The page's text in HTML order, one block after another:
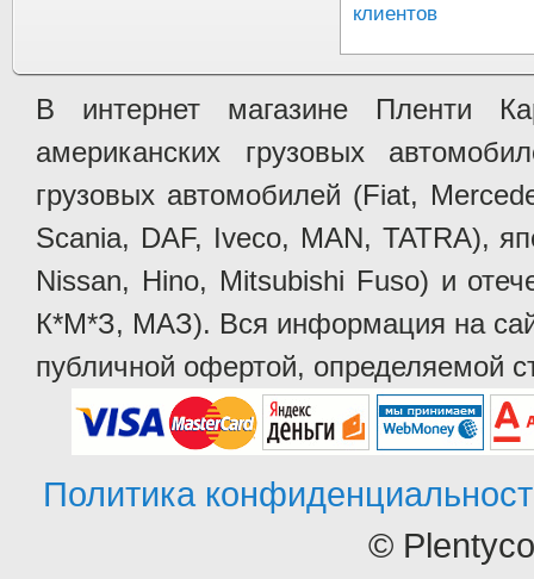
клиентов
В интернет магазине Пленти
американских грузовых
грузовых автомобилей (Fiat,
Scania, DAF, Iveco, MAN, TATRA),
Nissan, Hino, Mitsubishi Fuso) и
К*М*З, МАЗ). Вся информация на
публичной офертой, определяемой
Политика
©